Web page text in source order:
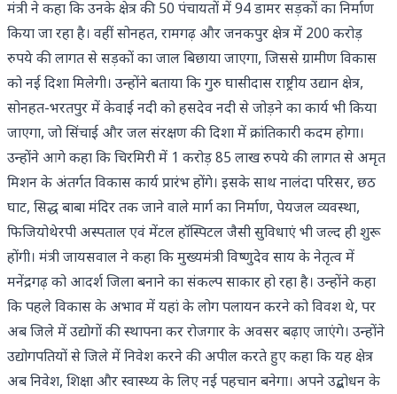
मंत्री ने कहा कि उनके क्षेत्र की 50 पंचायतों में 94 डामर सड़कों का निर्माण
किया जा रहा है। वहीं सोनहत, रामगढ़ और जनकपुर क्षेत्र में 200 करोड़
रुपये की लागत से सड़कों का जाल बिछाया जाएगा, जिससे ग्रामीण विकास
को नई दिशा मिलेगी। उन्होंने बताया कि गुरु घासीदास राष्ट्रीय उद्यान क्षेत्र,
सोनहत-भरतपुर में केवाई नदी को हसदेव नदी से जोड़ने का कार्य भी किया
जाएगा, जो सिंचाई और जल संरक्षण की दिशा में क्रांतिकारी कदम होगा।
उन्होंने आगे कहा कि चिरमिरी में 1 करोड़ 85 लाख रुपये की लागत से अमृत
मिशन के अंतर्गत विकास कार्य प्रारंभ होंगे। इसके साथ नालंदा परिसर, छठ
घाट, सिद्ध बाबा मंदिर तक जाने वाले मार्ग का निर्माण, पेयजल व्यवस्था,
फिजियोथेरपी अस्पताल एवं मेंटल हॉस्पिटल जैसी सुविधाएं भी जल्द ही शुरू
होंगी। मंत्री जायसवाल ने कहा कि मुख्यमंत्री विष्णुदेव साय के नेतृत्व में
मनेंद्रगढ़ को आदर्श जिला बनाने का संकल्प साकार हो रहा है। उन्होंने कहा
कि पहले विकास के अभाव में यहां के लोग पलायन करने को विवश थे, पर
अब जिले में उद्योगों की स्थापना कर रोजगार के अवसर बढ़ाए जाएंगे। उन्होंने
उद्योगपतियों से जिले में निवेश करने की अपील करते हुए कहा कि यह क्षेत्र
अब निवेश, शिक्षा और स्वास्थ्य के लिए नई पहचान बनेगा। अपने उद्बोधन के